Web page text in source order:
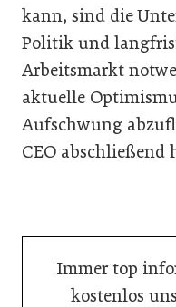
kann, sind die
Politik und
Arbeitsmarkt
aktuelle
Aufschwung
CEO abschließend
Immer top
kostenlos